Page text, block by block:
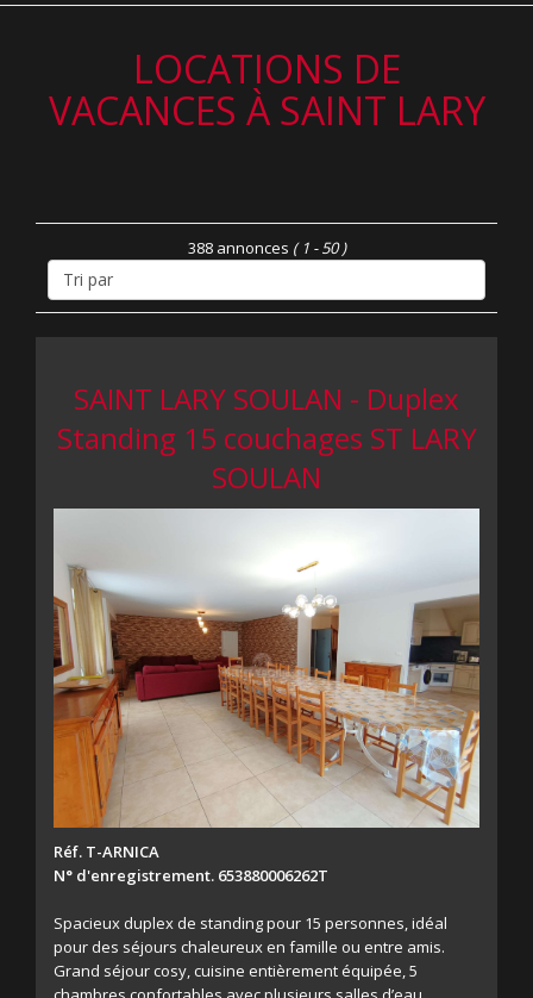
LOCATIONS DE
VACANCES À SAINT LARY
388 annonces ( 1 - 50 )
SAINT LARY SOULAN - Duplex
Standing 15 couchages ST LARY
SOULAN
Réf. T-ARNICA
N° d'enregistrement. 653880006262T
Spacieux duplex de standing pour 15 personnes, idéal
pour des séjours chaleureux en famille ou entre amis.
Grand séjour cosy, cuisine entièrement équipée, 5